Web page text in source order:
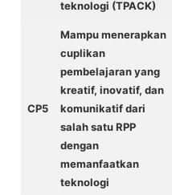
teknologi (TPACK)
CP5
Mampu menerapkan
cuplikan
pembelajaran yang
kreatif, inovatif, dan
komunikatif dari
salah satu RPP
dengan
memanfaatkan
teknologi